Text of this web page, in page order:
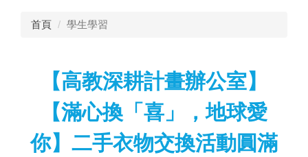
首頁 學生學習
【高教深耕計畫辦公室】
【滿心換「喜」，地球愛
你】二手衣物交換活動圓滿